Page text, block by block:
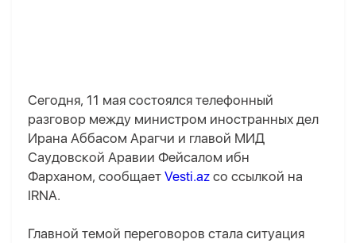
Сегодня, 11 мая состоялся телефонный
разговор между министром иностранных дел
Ирана Аббасом Арагчи и главой МИД
Саудовской Аравии Фейсалом ибн
Фарханом, сообщает Vesti.az со ссылкой на
IRNA.
Главной темой переговоров стала ситуация